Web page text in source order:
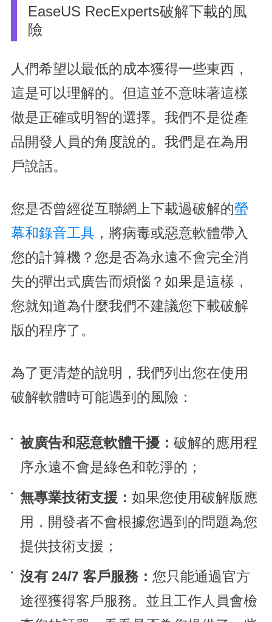
EaseUS RecExperts破解下載的風
險
人們希望以最低的成本獲得一些東西，
這是可以理解的。但這並不意味著這樣
做是正確或明智的選擇。我們不是從產
品開發人員的角度說的。我們是在為用
戶說話。
您是否曾經從互聯網上下載過破解的螢
幕和錄音工具 ，將病毒或惡意軟體帶入
您的計算機？您是否為永遠不會完全消
失的彈出式廣告而煩惱？如果是這樣，
您就知道為什麼我們不建議您下載破解
版的程序了。
為了更清楚的說明，我們列出您在使用
破解軟體時可能遇到的風險：
被廣告和惡意軟體干擾： 破解的應用程
序永遠不會是綠色和乾淨的；
無專業技術支援： 如果您使用破解版應
用，開發者不會根據您遇到的問題為您
提供技術支援；
沒有 24/7 客戶服務： 您只能通過官方
途徑獲得客戶服務。並且工作人員會檢